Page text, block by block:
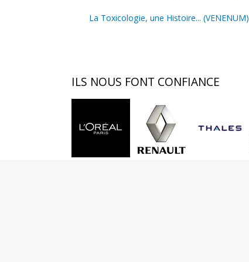
La Toxicologie, une Histoire... (VENENUM)
ILS NOUS FONT CONFIANCE